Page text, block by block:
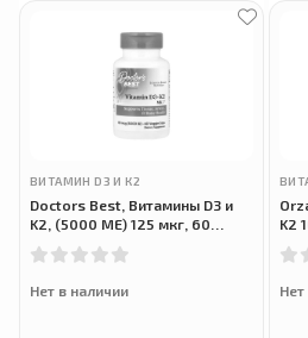
ВИТАМИН D3 И К2
Doctors Best, Витамины D3 и
K2, (5000 МЕ) 125 мкг, 60
Нет в наличии
K2
Нет